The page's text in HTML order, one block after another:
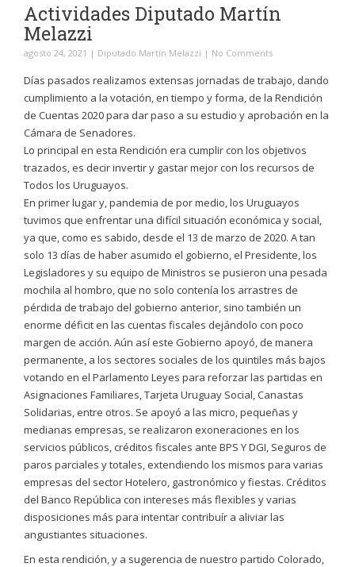
Actividades Diputado Martín
Melazzi
agosto 24, 2021 | Diputado Martín Melazzi | No Comments
Días pasados realizamos extensas jornadas de trabajo, dando
cumplimiento a la votación, en tiempo y forma, de la Rendición
de Cuentas 2020 para dar paso a su estudio y aprobación en la
Cámara de Senadores.
Lo principal en esta Rendición era cumplir con los objetivos
trazados, es decir invertir y gastar mejor con los recursos de
Todos los Uruguayos.
En primer lugar y, pandemia de por medio, los Uruguayos
tuvimos que enfrentar una difícil situación económica y social,
ya que, como es sabido, desde el 13 de marzo de 2020. A tan
solo 13 días de haber asumido el gobierno, el Presidente, los
Legisladores y su equipo de Ministros se pusieron una pesada
mochila al hombro, que no solo contenía los arrastres de
pérdida de trabajo del gobierno anterior, sino también un
enorme déficit en las cuentas fiscales dejándolo con poco
margen de acción. Aún así este Gobierno apoyó, de manera
permanente, a los sectores sociales de los quintiles más bajos
votando en el Parlamento Leyes para reforzar las partidas en
Asignaciones Familiares, Tarjeta Uruguay Social, Canastas
Solidarias, entre otros. Se apoyó a las micro, pequeñas y
medianas empresas, se realizaron exoneraciones en los
servicios públicos, créditos fiscales ante BPS Y DGI, Seguros de
paros parciales y totales, extendiendo los mismos para varias
empresas del sector Hotelero, gastronómico y fiestas. Créditos
del Banco República con intereses más flexibles y varias
disposiciones más para intentar contribuír a aliviar las
angustiantes situaciones.
En esta rendición, y a sugerencia de nuestro partido Colorado,